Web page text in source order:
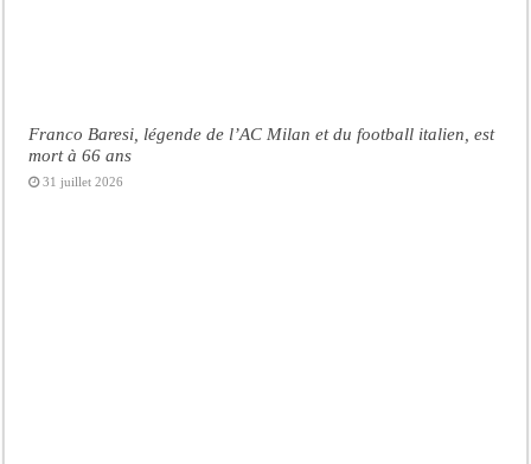
Franco Baresi, légende de l’AC Milan et du football italien, est
mort à 66 ans
31 juillet 2026